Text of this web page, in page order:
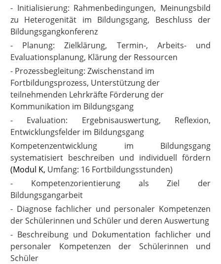
- Initialisierung: Rahmenbedingungen, Meinungsbild
zu Heterogenität im Bildungsgang, Beschluss der
Bildungsgangkonferenz
- Planung: Zielklärung, Termin-, Arbeits- und
Evaluationsplanung, Klärung der Ressourcen
- Prozessbegleitung: Zwischenstand im
Fortbildungsprozess, Unterstützung der
teilnehmenden Lehrkräfte Förderung der
Kommunikation im Bildungsgang
- Evaluation: Ergebnisauswertung, Reflexion,
Entwicklungsfelder im Bildungsgang
Kompetenzentwicklung im Bildungsgang
systematisiert beschreiben und individuell fördern
(Modul K, Umfang: 16 Fortbildungsstunden)
- Kompetenzorientierung als Ziel der
Bildungsgangarbeit
- Diagnose fachlicher und personaler Kompetenzen
der Schülerinnen und Schüler und deren Auswertung
- Beschreibung und Dokumentation fachlicher und
personaler Kompetenzen der Schülerinnen und
Schüler